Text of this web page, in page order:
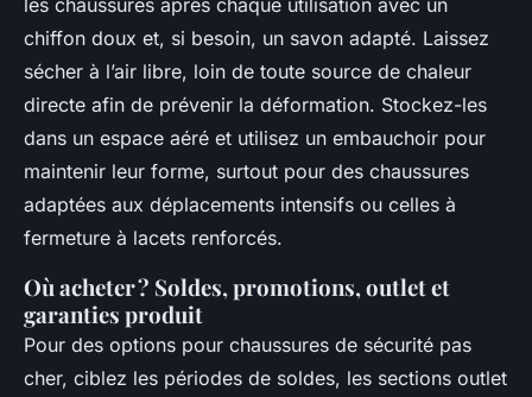
les chaussures après chaque utilisation avec un
chiffon doux et, si besoin, un savon adapté. Laissez
sécher à l’air libre, loin de toute source de chaleur
directe afin de prévenir la déformation. Stockez-les
dans un espace aéré et utilisez un embauchoir pour
maintenir leur forme, surtout pour des chaussures
adaptées aux déplacements intensifs ou celles à
fermeture à lacets renforcés.
Où acheter ? Soldes, promotions, outlet et
garanties produit
Pour des options pour chaussures de sécurité pas
cher, ciblez les périodes de soldes, les sections outlet